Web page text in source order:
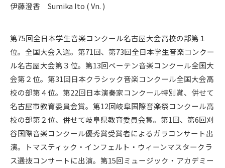
伊藤澄香 Sumika Ito ( Vn. )
第75回全日本学生音楽コンクール名古屋大会高校の部第１
位。全国大会入選。第71回、第73回全日本学生音楽コンクー
ル名古屋大会第３位。第13回ベーテン音楽コンクール全国大
会第２位。第31回日本クラシック音楽コンクール全国大会高
校の部第４位。第22回日本演奏家コンクール特別賞、併せて
名古屋市教育委員会賞。第12回岐阜国際音楽祭コンクール高
校の部第２位、併せて岐阜県教育委員会賞。第1回、第6回刈
谷国際音楽コンクール優秀賞受賞者によるガラコンサート出
演。トマスティック・インフェルト・ウィーンマスタークラ
ス選抜コンサートに出演。第15回ミュージック・アカデミー